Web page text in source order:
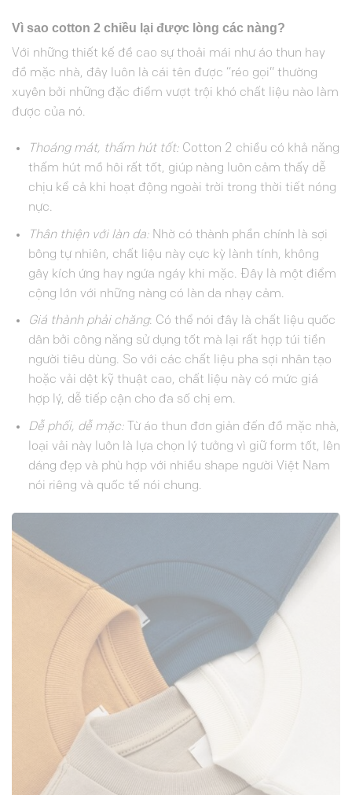
Vì sao cotton 2 chiều lại được lòng các nàng?
Với những thiết kế đề cao sự thoải mái như áo thun hay
đồ mặc nhà, đây luôn là cái tên được “réo gọi” thường
xuyên bởi những đặc điểm vượt trội khó chất liệu nào làm
được của nó.
Thoáng mát, thấm hút tốt:Cotton 2 chiều có khả năng
thấm hút mồ hôi rất tốt, giúp nàng luôn cảm thấy dễ
chịu kể cả khi hoạt động ngoài trời trong thời tiết nóng
nực.
Thân thiện với làn da:Nhờ có thành phần chính là sợi
bông tự nhiên, chất liệu này cực kỳ lành tính, không
gây kích ứng hay ngứa ngáy khi mặc. Đây là một điểm
cộng lớn với những nàng có làn da nhạy cảm.
Giá thành phải chăng: Có thể nói đây là chất liệu quốc
dân bởi công năng sử dụng tốt mà lại rất hợp túi tiền
người tiêu dùng. So với các chất liệu pha sợi nhân tạo
hoặc vải dệt kỹ thuật cao, chất liệu này có mức giá
hợp lý, dễ tiếp cận cho đa số chị em.
Dễ phối, dễ mặc:Từ áo thun đơn giản đến đồ mặc nhà,
loại vải này luôn là lựa chọn lý tưởng vì giữ form tốt, lên
dáng đẹp và phù hợp với nhiều shape người Việt Nam
nói riêng và quốc tế nói chung.